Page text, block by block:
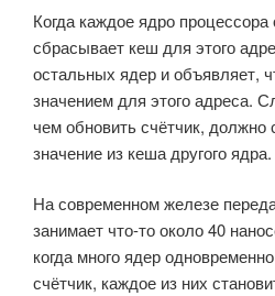
Когда каждое ядро
сбрасывает кеш для этого
остальных ядер и объявляет,
значением для этого адреса.
чем обновить счётчик, должно
значение из кеша другого ядра.
На современном железе
занимает что-то около 40
когда много ядер
счётчик, каждое из них